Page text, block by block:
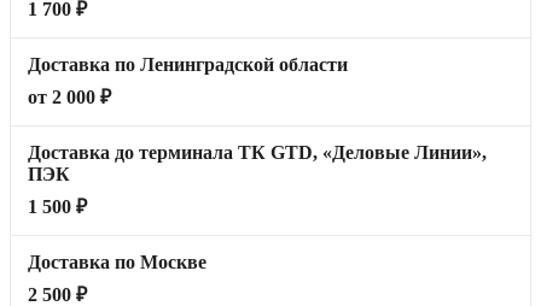
1 700 ₽
Доставка по Ленинградской области
от 2 000 ₽
Доставка до терминала ТК GTD, «Деловые Линии»,
ПЭК
1 500 ₽
Доставка по Москве
2 500 ₽